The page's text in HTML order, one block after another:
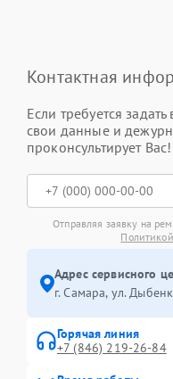
Контактная
Если требуется
свои данные и
проконсультирует Вас!
Отправляя заявку на
Адрес сервисного
г. Самара, ул.
Горячая линия
+7 (846) 219-26-84